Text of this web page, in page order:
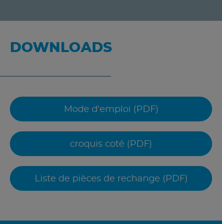
DOWNLOADS
Mode d'emploi (PDF)
croquis coté (PDF)
Liste de pièces de rechange (PDF)